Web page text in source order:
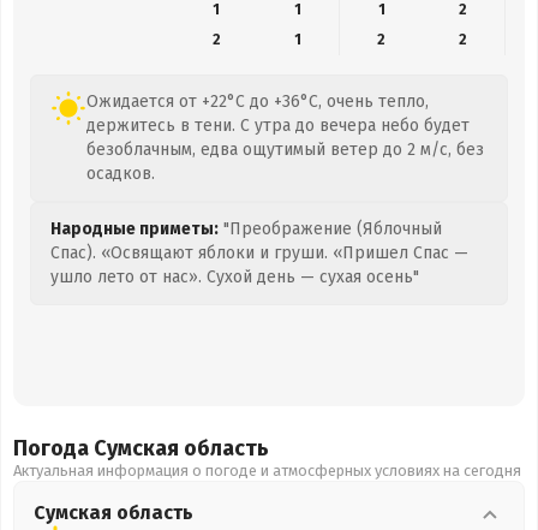
1
1 1
2
2
1 2 2
Ожидается от +22°C до +36°C, очень тепло,
держитесь в тени. С утра до вечера небо будет
безоблачным, едва ощутимый ветер до 2 м/с, без
осадков.
Народные приметы: "Преображение (Яблочный
Спас). «Освящают яблоки и груши. «Пришел Спас —
ушло лето от нас». Сухой день — сухая осень"
Погода Сумская область
Актуальная информация о погоде и атмосферных условиях на сегодня
Сумская область